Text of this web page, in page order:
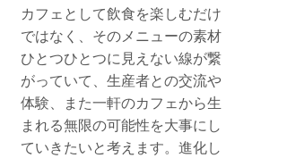
​カフェとして飲食を楽しむだけ
ではなく、そのメニューの素材
ひとつひとつに見えない線が繋
がっていて、生産者との交流や
体験、また一軒のカフェから生
まれる無限の可能性を大事にし
ていきたいと考えます。進化し